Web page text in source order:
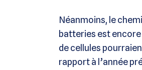
Néanmoins, le
batteries est encore
de cellules
rapport à l’année